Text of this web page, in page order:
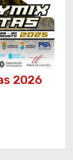
2026